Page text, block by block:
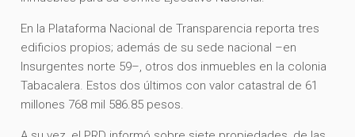
En la Plataforma Nacional de Transparencia reporta tres
edificios propios; además de su sede nacional –en
Insurgentes norte 59–, otros dos inmuebles en la colonia
Tabacalera. Estos dos últimos con valor catastral de 61
millones 768 mil 586.85 pesos.